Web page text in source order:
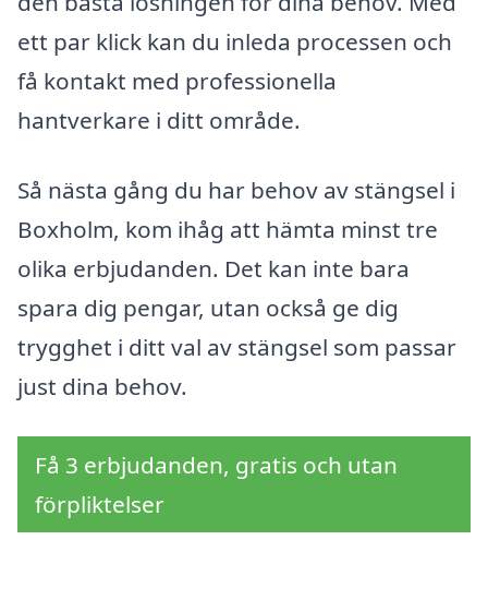
ett par klick kan du inleda processen och
få kontakt med professionella
hantverkare i ditt område.
Så nästa gång du har behov av stängsel i
Boxholm, kom ihåg att hämta minst tre
olika erbjudanden. Det kan inte bara
spara dig pengar, utan också ge dig
trygghet i ditt val av stängsel som passar
just dina behov.
Få 3 erbjudanden, gratis och utan
förpliktelser